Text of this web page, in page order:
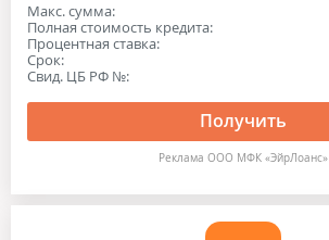
Макс. сумма:
Полная стоимость кредита:
Процентная ставка:
Срок:
Свид. ЦБ РФ №:
Получить
Реклама ООО МФК «ЭйрЛоанс»